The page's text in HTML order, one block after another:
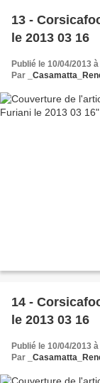
13 -
le 2013 03 16
Publié le 10/04/2013
Par
14 -
le 2013 03 16
Publié le 10/04/2013
Par